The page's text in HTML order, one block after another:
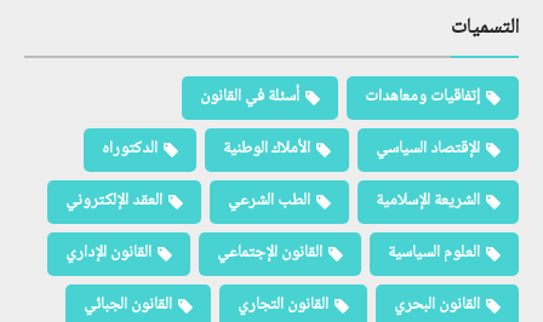
التسميات
إتفاقيات ومعاهدات
أسئلة في القانون
الإقتصاد السياسي
الأملاك الوطنية
الدكتوراه
الشريعة الإسلامية
الطب الشرعي
العقد الإلكتروني
العلوم السياسية
القانون الإجتماعي
القانون الإداري
القانون البحري
القانون التجاري
القانون الجبائي